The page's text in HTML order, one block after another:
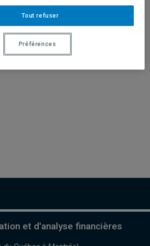
mauris, eget cursus lacus
nec porta neque. Cras ac lectus id
et d'analyse financières
Tout refuser
Préférences